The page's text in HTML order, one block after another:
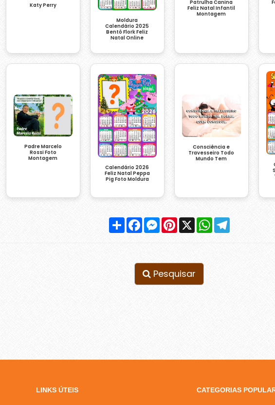
Katy Perry
Moldura
Calendário 2025
Bentô Flork Feliz
Natal Online
Patrulha Canina
Feliz Natal Infantil
Montagem
Padre Marcelo
Rossi Foto
Montagem
Calendário 2026
Feliz Natal Peppa
Pig Foto Moldura
Consciência e
Travesseiro Todo
Mundo Tem
Compartilhar
FacebookMessenger
Pinterest
X WhatsAppTelegram
Pesquisar
LINKS ÚTEIS CATEGORIAS